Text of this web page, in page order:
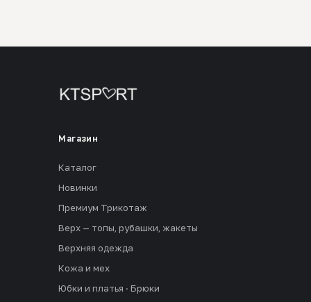
Магазин
Каталог
Новинки
Премиум Трикотаж
Верх — топы, рубашки, жакеты
Верхняя одежда
Кожа и мех
Юбки и платья · Брюки